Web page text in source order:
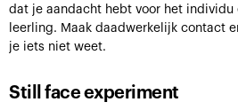
dat je aandacht hebt voor het individu
leerling. Maak daadwerkelijk contact
je iets niet weet.
Still face experiment